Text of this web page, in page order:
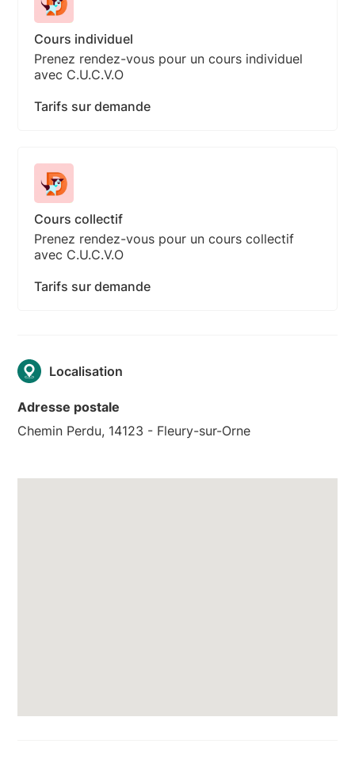
Cours individuel
Prenez rendez-vous pour un cours individuel
avec C.U.C.V.O
Tarifs sur demande
Cours collectif
Prenez rendez-vous pour un cours collectif
avec C.U.C.V.O
Tarifs sur demande
Localisation
Adresse postale
Chemin Perdu, 14123 - Fleury-sur-Orne